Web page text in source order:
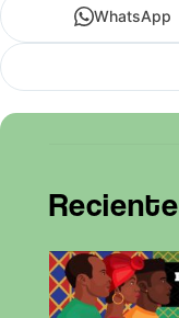
WhatsApp